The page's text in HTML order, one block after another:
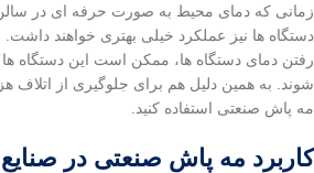
زمانی که دمای محیط به صورت حرفه ای در سالن
دستگاه ها نیز عملکرد خیلی بهتری خواهند داشت.
رفتن دمای دستگاه ها، ممکن است این دستگاه
شوند. به همین دلیل هم برای جلوگیری از اتلاف
مه پاش صنعتی استفاده کنید.
کاربرد مه پاش صنعتی در صنایع